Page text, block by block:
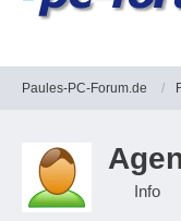
Paules-PC-Forum.de
Info